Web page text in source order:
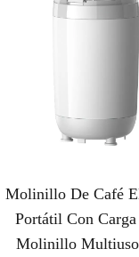
Molinillo De Café
Portátil Con
Molinillo